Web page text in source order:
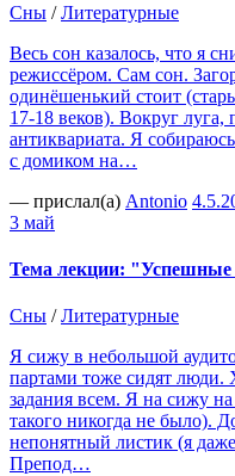
Сны /Литературные
Весь сон казалось, что я
режиссёром. Сам сон.
одинёшенький стоит
17-18 веков). Вокруг
антиквариата. Я
с домиком на…
— прислал(а) Antonio
3 май
Тема лекции: "Успешные
Сны /Литературные
Я сижу в небольшой
партами тоже сидят люди.
задания всем. Я на сижу
такого никогда не было).
непонятный листик (я
Препод…